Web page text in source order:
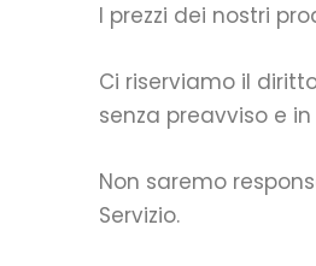
I prezzi dei nostri
Ci riserviamo il
senza preavviso e
Non saremo
Servizio.